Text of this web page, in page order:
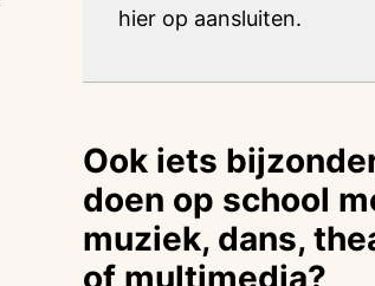
hier op aansluiten.
Ook iets
doen op school
muziek, dans,
of multimedia?